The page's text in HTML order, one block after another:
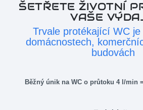
ŠETŘETE ŽIVOTNÍ
VAŠE
Trvale protékající WC
domácnostech,
budovách
Běžný únik na WC o průtoku 4 l/min